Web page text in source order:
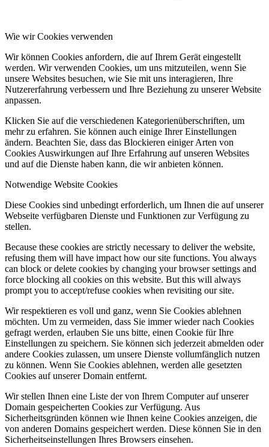
Wie wir Cookies verwenden
Wir können Cookies anfordern, die auf Ihrem Gerät eingestellt
werden. Wir verwenden Cookies, um uns mitzuteilen, wenn Sie
unsere Websites besuchen, wie Sie mit uns interagieren, Ihre
Nutzererfahrung verbessern und Ihre Beziehung zu unserer Website
anpassen.
Klicken Sie auf die verschiedenen Kategorienüberschriften, um
mehr zu erfahren. Sie können auch einige Ihrer Einstellungen
ändern. Beachten Sie, dass das Blockieren einiger Arten von
Cookies Auswirkungen auf Ihre Erfahrung auf unseren Websites
und auf die Dienste haben kann, die wir anbieten können.
Notwendige Website Cookies
Diese Cookies sind unbedingt erforderlich, um Ihnen die auf unserer
Webseite verfügbaren Dienste und Funktionen zur Verfügung zu
stellen.
Because these cookies are strictly necessary to deliver the website,
refusing them will have impact how our site functions. You always
can block or delete cookies by changing your browser settings and
force blocking all cookies on this website. But this will always
prompt you to accept/refuse cookies when revisiting our site.
Wir respektieren es voll und ganz, wenn Sie Cookies ablehnen
möchten. Um zu vermeiden, dass Sie immer wieder nach Cookies
gefragt werden, erlauben Sie uns bitte, einen Cookie für Ihre
Einstellungen zu speichern. Sie können sich jederzeit abmelden oder
andere Cookies zulassen, um unsere Dienste vollumfänglich nutzen
zu können. Wenn Sie Cookies ablehnen, werden alle gesetzten
Cookies auf unserer Domain entfernt.
Wir stellen Ihnen eine Liste der von Ihrem Computer auf unserer
Domain gespeicherten Cookies zur Verfügung. Aus
Sicherheitsgründen können wie Ihnen keine Cookies anzeigen, die
von anderen Domains gespeichert werden. Diese können Sie in den
Sicherheitseinstellungen Ihres Browsers einsehen.